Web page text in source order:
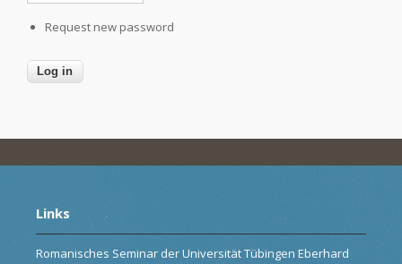
Request new password
Links
Romanisches Seminar der Universität Tübingen Eberhard